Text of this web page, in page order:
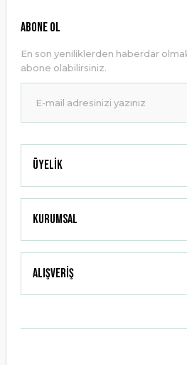
Ürün resmi kalitesiz, bozuk veya
Ürün bilgilerinde hatalar bulunuyor.
Ürün fiyatı diğer sitelerden daha
Bu ürüne benzer farklı alternatifler
Gönder
Üyelik
Kurumsal
Alışveriş
ABONE OL
En son yeniliklerden haberdar
abone olabilirsiniz.